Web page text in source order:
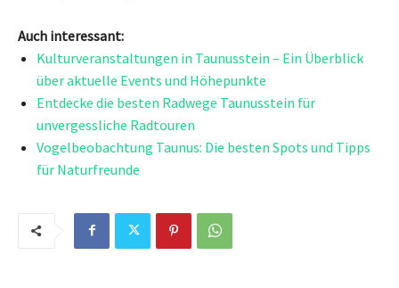
Auch interessant:
Kulturveranstaltungen in Taunusstein – Ein Überblick
über aktuelle Events und Höhepunkte
Entdecke die besten Radwege Taunusstein für
unvergessliche Radtouren
Vogelbeobachtung Taunus: Die besten Spots und Tipps
für Naturfreunde